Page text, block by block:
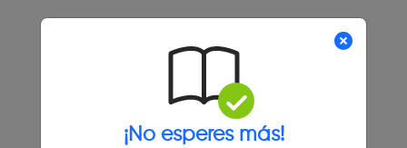
¡No esperes más!